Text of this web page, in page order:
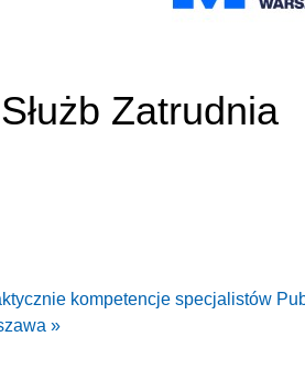
Zatrudnia
kompetencje specjalistów
»